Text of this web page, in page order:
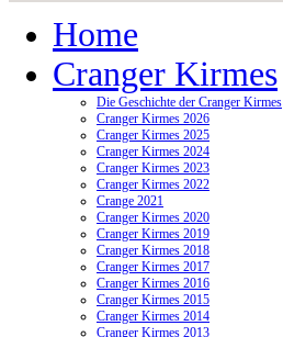
Home
Cranger Kirmes
Die Geschichte der Cranger Kirmes
Cranger Kirmes 2026
Cranger Kirmes 2025
Cranger Kirmes 2024
Cranger Kirmes 2023
Cranger Kirmes 2022
Crange 2021
Cranger Kirmes 2020
Cranger Kirmes 2019
Cranger Kirmes 2018
Cranger Kirmes 2017
Cranger Kirmes 2016
Cranger Kirmes 2015
Cranger Kirmes 2014
Cranger Kirmes 2013